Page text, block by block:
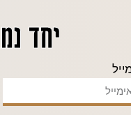
יחד